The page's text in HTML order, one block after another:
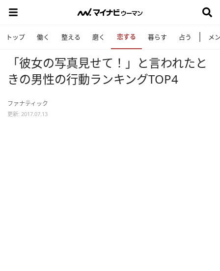
トップ 働く 整える 磨く 恋する 暮らす 占う メ
「彼女の写真見せて！」と言われたと
きの男性の行動ランキングTOP4
ファナティック
更新: 2017.07.13